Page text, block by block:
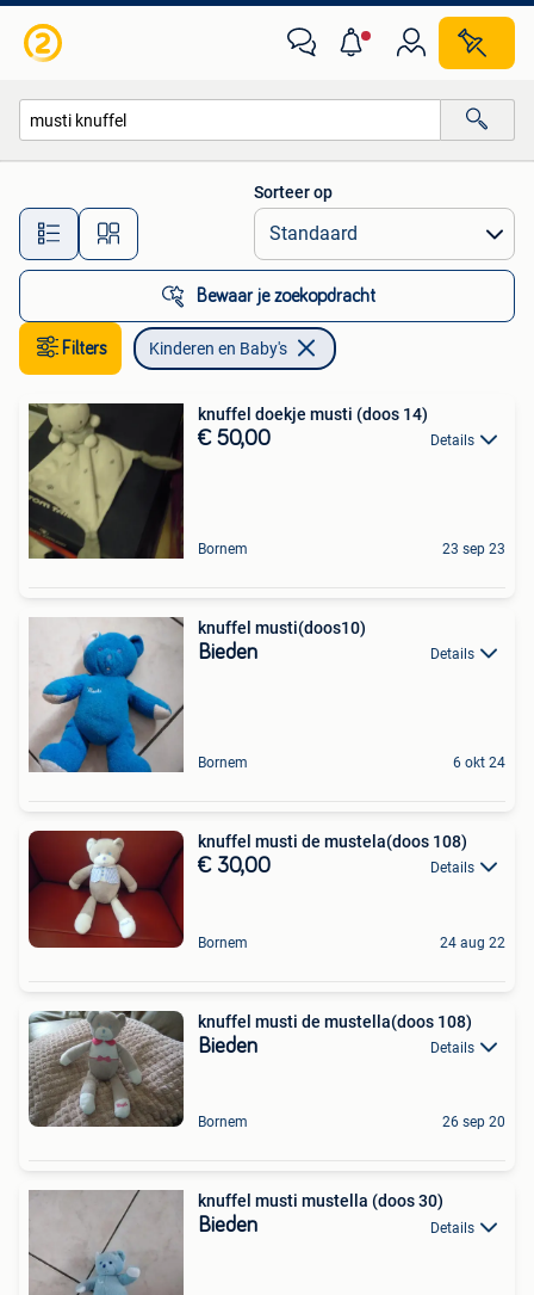
Alle afstanden…
Sorteer op
Bewaar je zoekopdracht
Filters Kinderen en Baby's
knuffel doekje musti (doos 14)
€ 50,00 Details
Bornem 23 sep 23
knuffel musti(doos10)
Bieden Details
Bornem 6 okt 24
knuffel musti de mustela(doos 108)
€ 30,00 Details
Bornem 24 aug 22
knuffel musti de mustella(doos 108)
Bieden Details
Bornem 26 sep 20
knuffel musti mustella (doos 30)
Bieden Details